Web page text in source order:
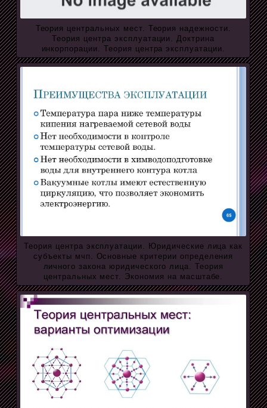
Теория центральных мест. Теория надежности.
Теория центра эксплуатации. Доктрина
инкорпорации. Теория центра эксплуатации.
Теория центра эксплуатации. Юридические лица как
субъекты мчп. Основные критерии определения
личного закона юридического лица. Теория
центральных мест. Экономия на масштабе.